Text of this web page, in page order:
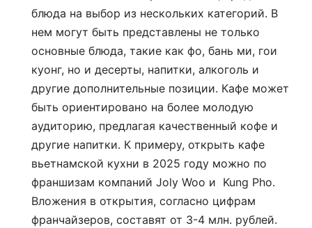
блюда на выбор из нескольких категорий. В
нем могут быть представлены не только
основные блюда, такие как фо, бань ми, гои
куонг, но и десерты, напитки, алкоголь и
другие дополнительные позиции. Кафе может
быть ориентировано на более молодую
аудиторию, предлагая качественный кофе и
другие напитки. К примеру, открыть кафе
вьетнамской кухни в 2025 году можно по
франшизам компаний Joly Woo и Kung Pho.
Вложения в открытия, согласно цифрам
франчайзеров, составят от 3-4 млн. рублей.